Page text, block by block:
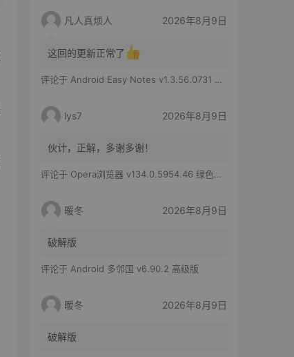
打开后无法访问任何网站，无法打开后
试卸载了系…
凡人真烦人 2026年8月9日
这回的更新正常了
评论于 Android Easy Notes v1.3.56.0731 VIP版
lys7 2026年8月9日
伙计，正解，多谢多谢！
评论于 Opera浏览器 v134.0.5954.46 绿色便携版
暖冬 2026年8月9日
破解版
评论于 Android 多邻国 v6.90.2 高级版
暖冬 2026年8月9日
破解版